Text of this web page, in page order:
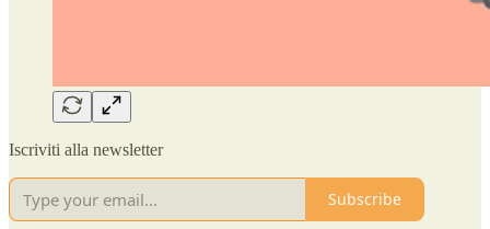
Iscriviti alla newsletter
Subscribe